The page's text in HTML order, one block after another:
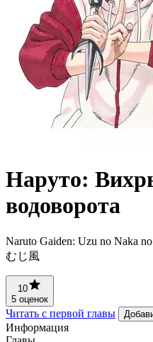
Наруто:
водоворота
Naruto Gaiden: Uzu no Naka
むじ風
10
5 оценок
Читать с первой главы
Информация